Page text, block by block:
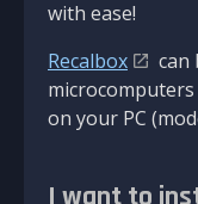
with ease!
Recalbox
can
on your PC
I want to